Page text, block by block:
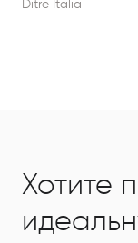
Ditre Italia
Хотите